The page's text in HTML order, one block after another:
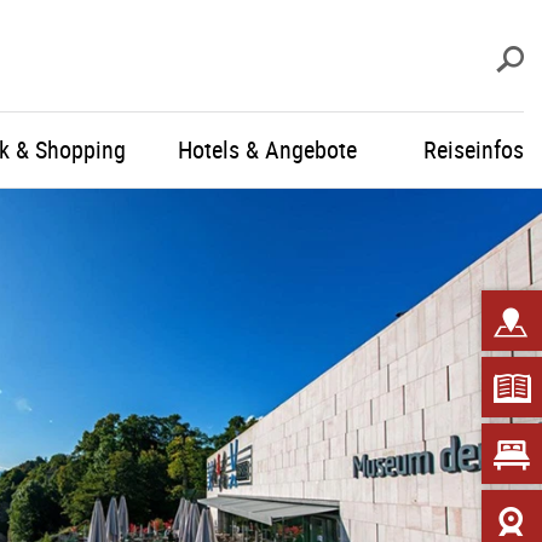
& Shopping Hotels & Angebote Reiseinfos